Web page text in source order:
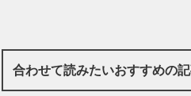
合わせて読みたいおすすめの